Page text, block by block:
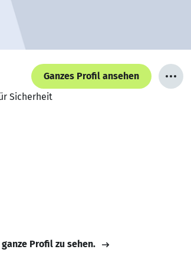
Ganzes Profil ansehen
Sicherheit
Profil zu sehen.